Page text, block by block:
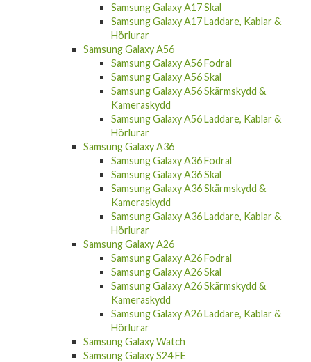
Samsung Galaxy A17 Skal
Samsung Galaxy A17 Laddare, Kablar &
Hörlurar
Samsung Galaxy A56
Samsung Galaxy A56 Fodral
Samsung Galaxy A56 Skal
Samsung Galaxy A56 Skärmskydd &
Kameraskydd
Samsung Galaxy A56 Laddare, Kablar &
Hörlurar
Samsung Galaxy A36
Samsung Galaxy A36 Fodral
Samsung Galaxy A36 Skal
Samsung Galaxy A36 Skärmskydd &
Kameraskydd
Samsung Galaxy A36 Laddare, Kablar &
Hörlurar
Samsung Galaxy A26
Samsung Galaxy A26 Fodral
Samsung Galaxy A26 Skal
Samsung Galaxy A26 Skärmskydd &
Kameraskydd
Samsung Galaxy A26 Laddare, Kablar &
Hörlurar
Samsung Galaxy Watch
Samsung Galaxy S24 FE